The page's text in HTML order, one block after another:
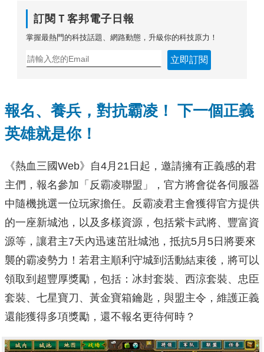
訂閱Ｔ客邦電子日報
掌握最熱門的科技話題、網路動態，升級你的科技原力！
立即訂閱
報名、養兵，對抗霸凌！ 下一個正義
英雄就是你！
《熱血三國Web》自4月21日起，邀請擁有正義感的君
主們，報名參加「反霸凌聯盟」，官方將會從各伺服器
中隨機挑選一位玩家擔任。反霸凌君主會獲得官方提供
的一座新城池，以及多樣資源，包括紫卡武將、豐富資
源等，讓君主7天內迅速茁壯城池，抵抗5月5日將要來
襲的霸凌勢力！若君主順利守城到活動結束後，將可以
領取到超豐厚獎勵，包括：冰封套裝、西涼套裝、忠臣
套裝、七星寶刀、黃金寶箱鑰匙，與盟主令，維護正義
還能獲得多項獎勵，還不報名更待何時？